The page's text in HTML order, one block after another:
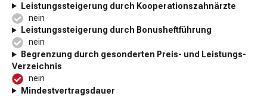
Leistungssteigerung durch Kooperationszahnärzte
nein
Leistungssteigerung durch Bonusheftführung
nein
Begrenzung durch gesonderten Preis- und Leistungs-
Verzeichnis
nein
Mindestvertragsdauer